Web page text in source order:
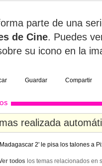
parte de una
de Cine. Puedes
su icono en la
Guardar Compartir
realizada
2' le pisa los talones a
todos los temas relacionados en